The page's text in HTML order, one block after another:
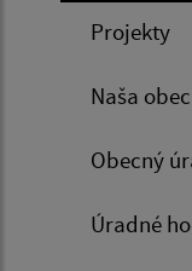
Projekty
Naša obec
Obecný
Úradné